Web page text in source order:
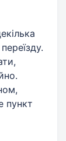
пункт